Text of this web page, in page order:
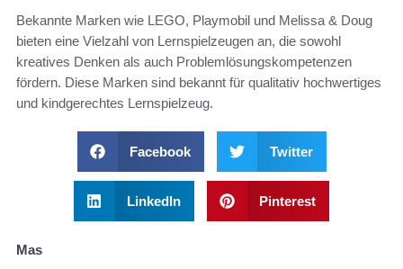
Bekannte Marken wie LEGO, Playmobil und Melissa & Doug
bieten eine Vielzahl von Lernspielzeugen an, die sowohl
kreatives Denken als auch Problemlösungskompetenzen
fördern. Diese Marken sind bekannt für qualitativ hochwertiges
und kindgerechtes Lernspielzeug.
Facebook Twitter
LinkedIn Pinterest
Mas